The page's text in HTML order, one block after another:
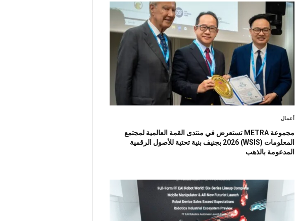
أعمال
مجموعة METRA تستعرض في منتدى القمة العالمية لمجتمع
المعلومات (WSIS) 2026 بجنيف بنية تحتية للأصول الرقمية
المدعومة بالذهب